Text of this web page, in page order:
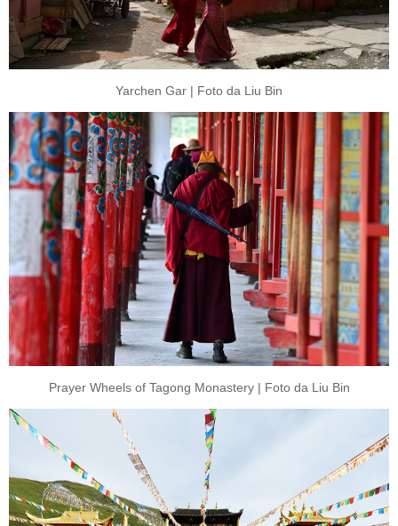
Yarchen Gar | Foto da Liu Bin
Prayer Wheels of Tagong Monastery | Foto da Liu Bin